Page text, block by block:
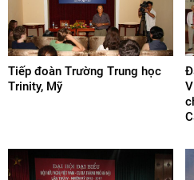
Tiếp đoàn Trường Trung học
Trinity, Mỹ